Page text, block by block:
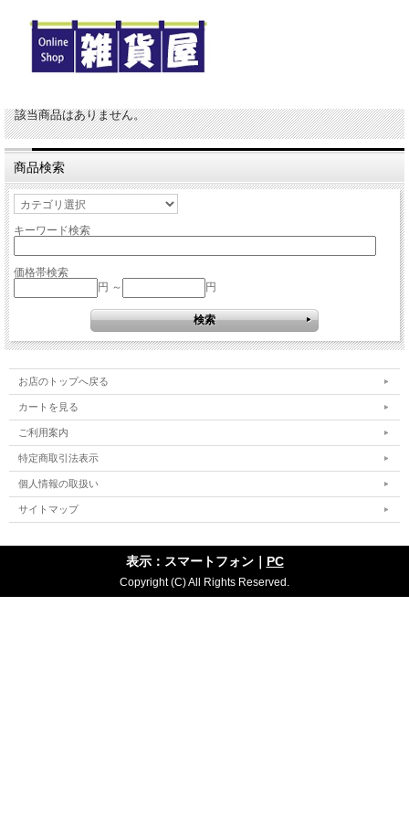
該当商品はありません。
商品検索
キーワード検索
価格帯検索
円 ～
円
お店のトップへ戻る
カートを見る
ご利用案内
特定商取引法表示
個人情報の取扱い
サイトマップ
表示：スマートフォン｜ PC
Copyright (C) All Rights Reserved.